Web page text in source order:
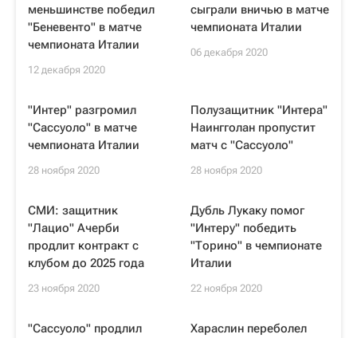
меньшинстве победил
"Беневенто" в матче
чемпионата Италии
12 декабря 2020
сыграли вничью в матче
чемпионата Италии
06 декабря 2020
"Интер" разгромил
"Сассуоло" в матче
чемпионата Италии
28 ноября 2020
Полузащитник "Интера"
Наингголан пропустит
матч с "Сассуоло"
28 ноября 2020
СМИ: защитник
"Лацио" Ачерби
продлит контракт с
клубом до 2025 года
23 ноября 2020
Дубль Лукаку помог
"Интеру" победить
"Торино" в чемпионате
Италии
22 ноября 2020
"Сассуоло" продлил
Хараслин переболел